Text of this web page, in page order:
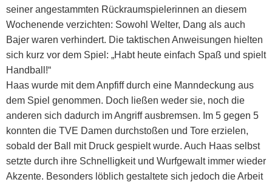
seiner angestammten Rückraumspielerinnen an diesem
Wochenende verzichten: Sowohl Welter, Dang als auch
Bajer waren verhindert. Die taktischen Anweisungen hielten
sich kurz vor dem Spiel: „Habt heute einfach Spaß und spielt
Handball!“
Haas wurde mit dem Anpfiff durch eine Manndeckung aus
dem Spiel genommen. Doch ließen weder sie, noch die
anderen sich dadurch im Angriff ausbremsen. Im 5 gegen 5
konnten die TVE Damen durchstoßen und Tore erzielen,
sobald der Ball mit Druck gespielt wurde. Auch Haas selbst
setzte durch ihre Schnelligkeit und Wurfgewalt immer wieder
Akzente. Besonders löblich gestaltete sich jedoch die Arbeit